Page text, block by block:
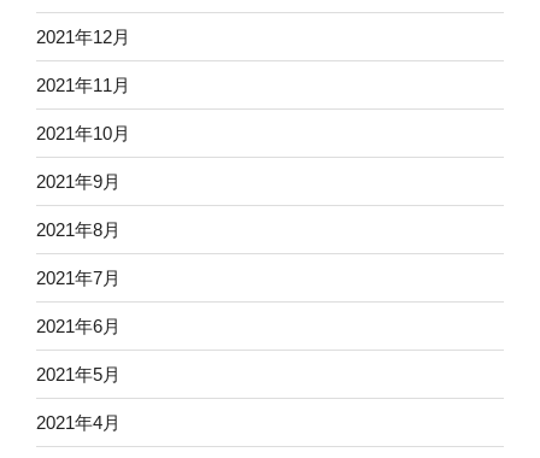
2021年12月
2021年11月
2021年10月
2021年9月
2021年8月
2021年7月
2021年6月
2021年5月
2021年4月